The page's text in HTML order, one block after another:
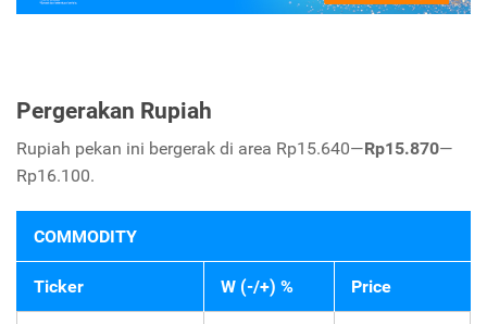
Pergerakan Rupiah
Rupiah pekan ini bergerak di area Rp15.640—Rp15.870—
Rp16.100.
COMMODITY
Ticker W (-/+) % Price